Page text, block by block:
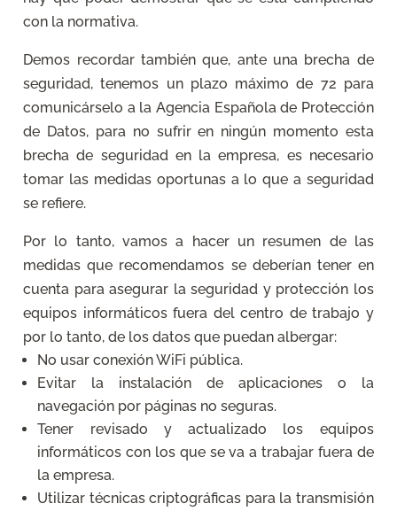
con la normativa.
Demos recordar también que, ante una brecha de
seguridad, tenemos un plazo máximo de 72 para
comunicárselo a la Agencia Española de Protección
de Datos, para no sufrir en ningún momento esta
brecha de seguridad en la empresa, es necesario
tomar las medidas oportunas a lo que a seguridad
se refiere.
Por lo tanto, vamos a hacer un resumen de las
medidas que recomendamos se deberían tener en
cuenta para asegurar la seguridad y protección los
equipos informáticos fuera del centro de trabajo y
por lo tanto, de los datos que puedan albergar:
No usar conexión WiFi pública.
Evitar la instalación de aplicaciones o la
navegación por páginas no seguras.
Tener revisado y actualizado los equipos
informáticos con los que se va a trabajar fuera de
la empresa.
Utilizar técnicas criptográficas para la transmisión